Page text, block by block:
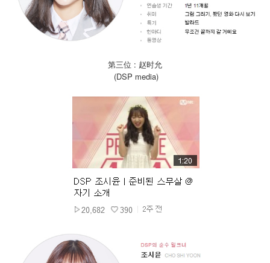
第三位 : 赵时允
(DSP media)